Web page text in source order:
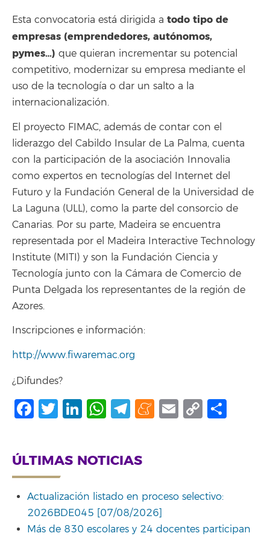
Esta convocatoria está dirigida a todo tipo de
empresas (emprendedores, autónomos,
pymes…) que quieran incrementar su potencial
competitivo, modernizar su empresa mediante el
uso de la tecnología o dar un salto a la
internacionalización.
El proyecto FIMAC, además de contar con el
liderazgo del Cabildo Insular de La Palma, cuenta
con la participación de la asociación Innovalia
como expertos en tecnologías del Internet del
Futuro y la Fundación General de la Universidad de
La Laguna (ULL), como la parte del consorcio de
Canarias. Por su parte, Madeira se encuentra
representada por el Madeira Interactive Technology
Institute (MITI) y son la Fundación Ciencia y
Tecnología junto con la Cámara de Comercio de
Punta Delgada los representantes de la región de
Azores.
Inscripciones e información:
http://www.fiwaremac.org
¿Difundes?
Facebook
Twitter
LinkedIn
WhatsApp
Telegram
Meneame
Email
Copy
ÚLTIMAS NOTICIAS
Actualización listado en proceso selectivo:
2026BDE045 [07/08/2026]
Más de 830 escolares y 24 docentes participan